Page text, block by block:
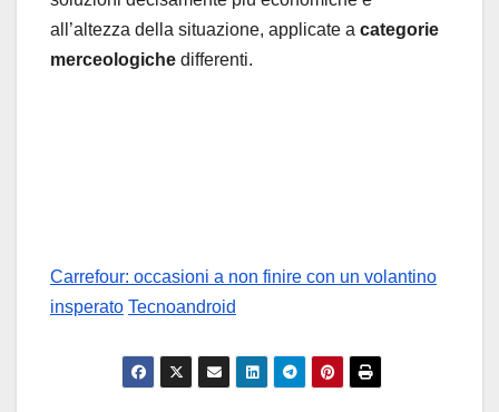
all’altezza della situazione, applicate a categorie
merceologiche differenti.
Carrefour: occasioni a non finire con un volantino
insperato Tecnoandroid